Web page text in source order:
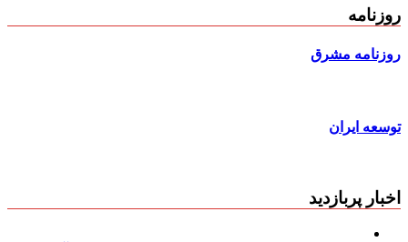
روزنامه
روزنامه مشرق
توسعه ایران
اخبار پربازدید